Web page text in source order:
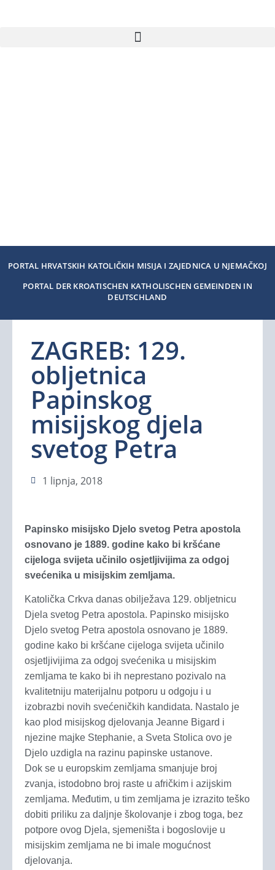
PORTAL HRVATSKIH KATOLIČKIH MISIJA I ZAJEDNICA U NJEMAČKOJ
PORTAL DER KROATISCHEN KATHOLISCHEN GEMEINDEN IN
DEUTSCHLAND
ZAGREB: 129.
obljetnica
Papinskog
misijskog djela
svetog Petra
1 lipnja, 2018
Papinsko misijsko Djelo svetog Petra apostola
osnovano je 1889. godine kako bi kršćane
cijeloga svijeta učinilo osjetljivijima za odgoj
svećenika u misijskim zemljama.
Katolička Crkva danas obilježava 129. obljetnicu
Djela svetog Petra apostola. Papinsko misijsko
Djelo svetog Petra apostola osnovano je 1889.
godine kako bi kršćane cijeloga svijeta učinilo
osjetljivijima za odgoj svećenika u misijskim
zemljama te kako bi ih neprestano pozivalo na
kvalitetniju materijalnu potporu u odgoju i u
izobrazbi novih svećeničkih kandidata. Nastalo je
kao plod misijskog djelovanja Jeanne Bigard i
njezine majke Stephanie, a Sveta Stolica ovo je
Djelo uzdigla na razinu papinske ustanove.
Dok se u europskim zemljama smanjuje broj
zvanja, istodobno broj raste u afričkim i azijskim
zemljama. Međutim, u tim zemljama je izrazito teško
dobiti priliku za daljnje školovanje i zbog toga, bez
potpore ovog Djela, sjemeništa i bogoslovije u
misijskim zemljama ne bi imale mogućnost
djelovanja.